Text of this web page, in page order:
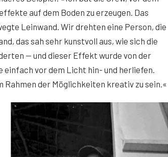
auf dem Boden zu erzeugen. Das
Leinwand. Wir drehten eine Person, die
das sah sehr kunstvoll aus, wie sich die
— und dieser Effekt wurde von der
einfach vor dem Licht hin- und herliefen.
Rahmen der Möglichkeiten kreativ zu sein.«